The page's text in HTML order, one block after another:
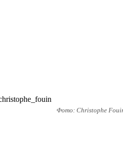
Фото: Сhristophe